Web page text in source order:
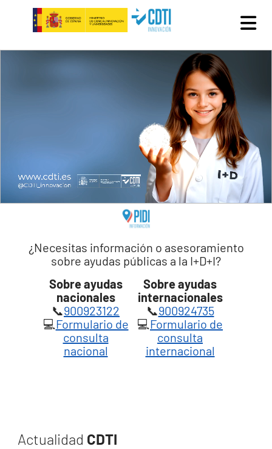
Pasar al contenido principal
¿Necesitas información o asesoramiento
sobre ayudas públicas a la I+D+I?
Sobre ayudas
nacionales
Sobre ayudas
internacionales
📞900923122 📞900924735
💻Formulario de
consulta
nacional
💻Formulario de
consulta
internacional
Actualidad CDTI